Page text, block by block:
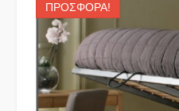
ΠΡΟΣΦΟΡΆ!